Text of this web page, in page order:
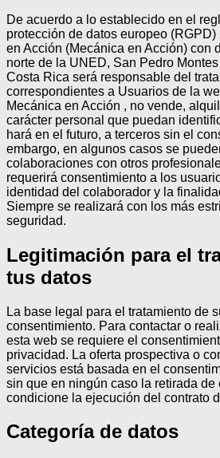
De acuerdo a lo establecido en el
protección de datos europeo
en Acción (Mecánica en Acción) con
norte de la UNED, San Pedro
Costa Rica será responsable del
correspondientes a Usuarios de la
Mecánica en Acción , no vende,
carácter personal que puedan
hará en el futuro, a terceros sin el
embargo, en algunos casos se
colaboraciones con otros
requerirá consentimiento a los
identidad del colaborador y la
Siempre se realizará con los más
seguridad.
Legitimación para el
tus datos
La base legal para el tratamiento de
consentimiento. Para contactar o
esta web se requiere el
privacidad. La oferta prospectiva o
servicios está basada en el
sin que en ningún caso la retirada de
condicione la ejecución del contrato
Categoría de datos